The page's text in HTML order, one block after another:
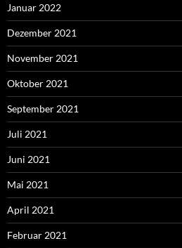
Januar 2022
Dezember 2021
November 2021
Oktober 2021
September 2021
Juli 2021
Juni 2021
Mai 2021
April 2021
Februar 2021